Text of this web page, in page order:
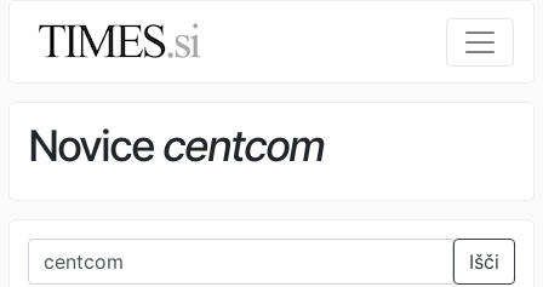
Novicecentcom
Išči